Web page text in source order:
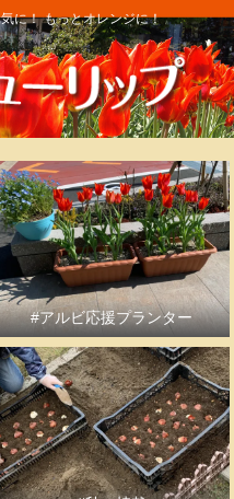
に！ もっとオレンジに！
#アルビ応援プランター